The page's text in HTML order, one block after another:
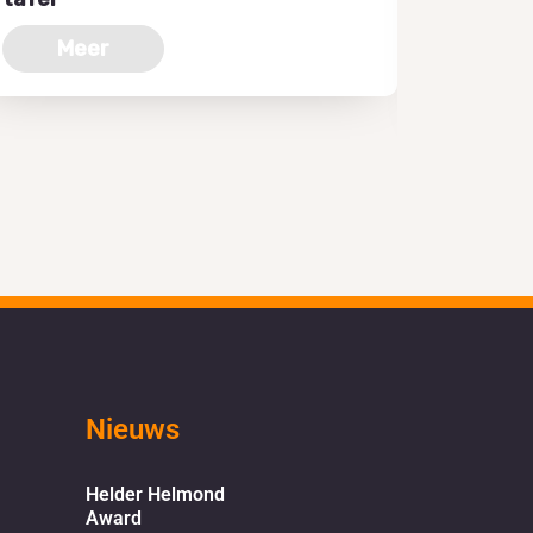
Meer
Nieuws
Helder Helmond
Award